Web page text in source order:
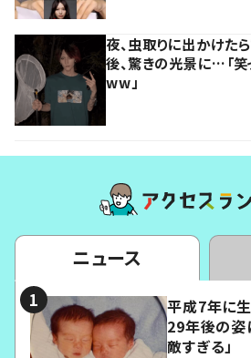
夜、虫取りに出かけ
後、驚きの光景に…「笑
ww」
ニュース
平成7年に
29年後の姿
敵すぎる」